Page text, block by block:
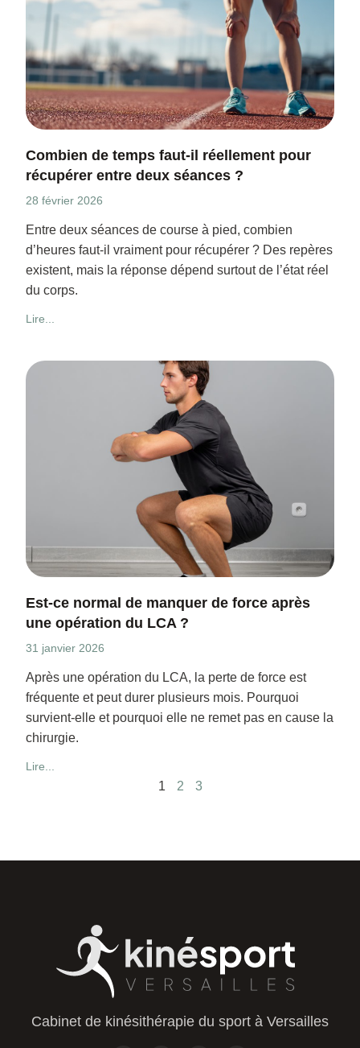
Combien de temps faut-il réellement pour
récupérer entre deux séances ?
28 février 2026
Entre deux séances de course à pied, combien
d’heures faut-il vraiment pour récupérer ? Des repères
existent, mais la réponse dépend surtout de l’état réel
du corps.
Lire...
Est-ce normal de manquer de force après
une opération du LCA ?
31 janvier 2026
Après une opération du LCA, la perte de force est
fréquente et peut durer plusieurs mois. Pourquoi
survient-elle et pourquoi elle ne remet pas en cause la
chirurgie.
Lire...
1 2 3
Cabinet de kinésithérapie du sport à Versailles